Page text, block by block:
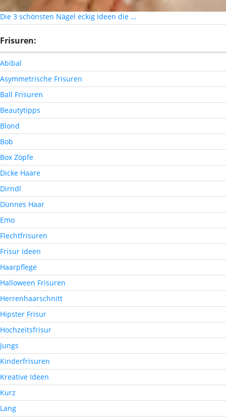
Die 3 schönsten Nägel eckig Ideen die …
Frisuren:
Abibal
Asymmetrische Frisuren
Ball Frisuren
Beautytipps
Blond
Bob
Box Zöpfe
Dicke Haare
Dirndl
Dünnes Haar
Emo
Flechtfrisuren
Frisur Ideen
Haarpflege
Halloween Frisuren
Herrenhaarschnitt
Hipster Frisur
Hochzeitsfrisur
Jungs
Kinderfrisuren
Kreative Ideen
Kurz
Lang